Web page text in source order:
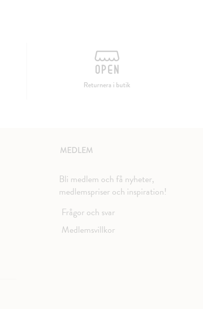
Returnera i butik
MEDLEM
Bli medlem och få nyheter,
medlemspriser och inspiration!
Frågor och svar
Medlemsvillkor